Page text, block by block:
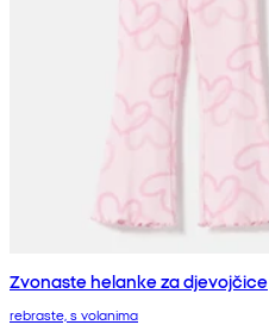
Zvonaste helanke za djevojčice
rebraste, s volanima